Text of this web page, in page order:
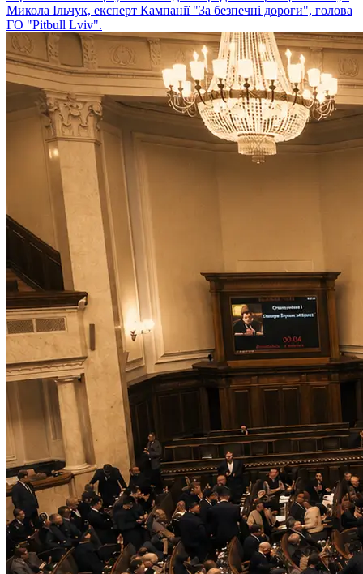
Микола Ільчук, експерт Кампанії "За безпечні дороги", голова
ГО "Pitbull Lviv".